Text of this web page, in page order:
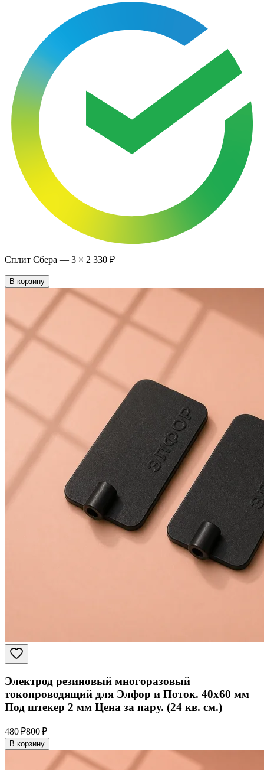
Сплит Сбера — 3 × 2 330 ₽
В корзину
Электрод резиновый многоразовый
токопроводящий для Элфор и Поток. 40x60 мм
Под штекер 2 мм Цена за пару. (24 кв. см.)
480 ₽800 ₽
В корзину